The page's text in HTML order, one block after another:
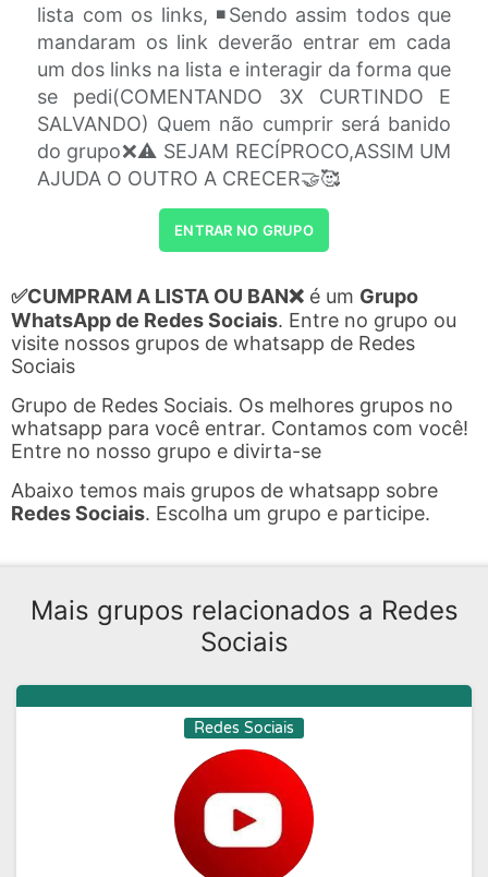
lista com os links, ◾️Sendo assim todos que
mandaram os link deverão entrar em cada
um dos links na lista e interagir da forma que
se pedi(COMENTANDO 3X CURTINDO E
SALVANDO) Quem não cumprir será banido
do grupo❌⚠️ SEJAM RECÍPROCO,ASSIM UM
AJUDA O OUTRO A CRECER🤝🥰
ENTRAR NO GRUPO
✅CUMPRAM A LISTA OU BAN❌ é um Grupo
WhatsApp de Redes Sociais. Entre no grupo ou
visite nossos grupos de whatsapp de Redes
Sociais
Grupo de Redes Sociais. Os melhores grupos no
whatsapp para você entrar. Contamos com você!
Entre no nosso grupo e divirta-se
Abaixo temos mais grupos de whatsapp sobre
Redes Sociais. Escolha um grupo e participe.
Mais grupos relacionados a Redes
Sociais
Redes Sociais